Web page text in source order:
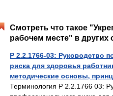
Смотреть что такое
рабочем месте" в других
Р 2.2.1766-03: Руководство
риска для здоровья
методические основы,
Терминология Р 2.2.1766 03: